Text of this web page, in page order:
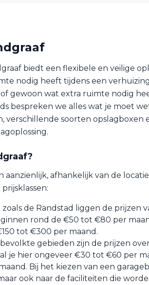
biedt een flexibele en veilige
nodig heeft tijdens een
gewoon wat extra ruimte nodig
bespreken we alles wat je moet
verschillende soorten opslagboxen
aanzienlijk, afhankelijk van de
de Randstad liggen de prijzen
rond de €50 tot €80 per
tot €300 per maand.
gebieden zijn de prijzen
je hier ongeveer €30 tot €60 per
Bij het kiezen van een
ook naar de faciliteiten die